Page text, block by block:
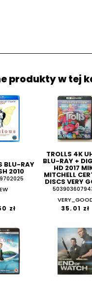
produkty w tej
BLU-RAY
2010
zł
TROLLS 4K
BLU-RAY +
HD 2017
MITCHELL
DISCS VERY
35.01 zł